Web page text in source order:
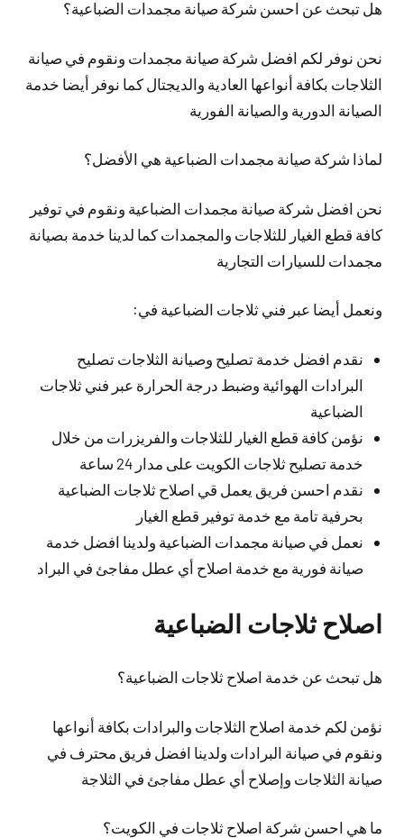
هل تبحث عن احسن شركة صيانة مجمدات الضباعية؟
نحن نوفر لكم افضل شركة صيانة مجمدات ونقوم في صيانة
الثلاجات بكافة أنواعها العادية والديجتال كما نوفر أيضا خدمة
الصيانة الدورية والصيانة الفورية
لماذا شركة صيانة مجمدات الضباعية هي الأفضل؟
نحن افضل شركة صيانة مجمدات الضباعية ونقوم في توفير
كافة قطع الغيار للثلاجات والمجمدات كما لدينا خدمة بصيانة
مجمدات للسيارات التجارية
ونعمل أيضا عبر فني ثلاجات الضباعية في:
نقدم افضل خدمة تصليح وصيانة الثلاجات تصليح
البرادات الهوائية وضبط درجة الحرارة عبر فني ثلاجات
الضباعية
نؤمن كافة قطع الغيار للثلاجات والفريزرات من خلال
خدمة تصليح ثلاجات الكويت على مدار 24 ساعة
نقدم احسن فريق يعمل قي اصلاح ثلاجات الضباعية
بحرفية تامة مع خدمة توفير قطع الغيار
نعمل في صيانة مجمدات الضباعية ولدينا افضل خدمة
صيانة فورية مع خدمة اصلاح أي عطل مفاجئ في البراد
اصلاح ثلاجات الضباعية
هل تبحث عن خدمة اصلاح ثلاجات الضباعية؟
نؤمن لكم خدمة اصلاح الثلاجات والبرادات بكافة أنواعها
ونقوم في صيانة البرادات ولدينا افضل فريق محترف في
صيانة الثلاجات وإصلاح أي عطل مفاجئ في الثلاجة
ما هي احسن شركة اصلاح ثلاجات في الكويت؟